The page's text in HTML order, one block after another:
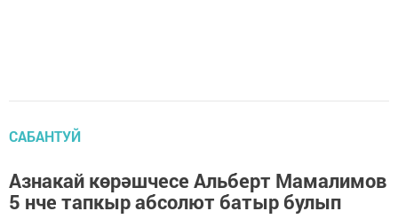
САБАНТУЙ
Азнакай көрәшчесе Альберт Мамалимов
5 нче тапкыр абсолют батыр булып